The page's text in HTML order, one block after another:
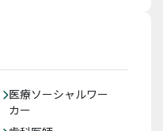
医療ソーシャルワー
カー